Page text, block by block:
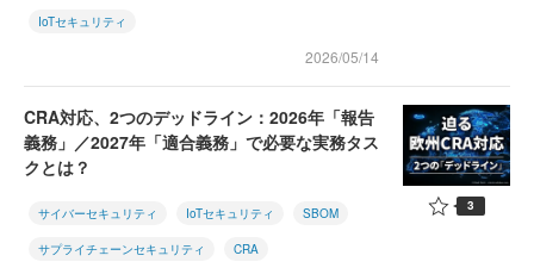
IoTセキュリティ
2026/05/14
CRA対応、2つのデッドライン：2026年「報告
義務」／2027年「適合義務」で必要な実務タス
クとは？
サイバーセキュリティ IoTセキュリティ SBOM
サプライチェーンセキュリティ CRA
3